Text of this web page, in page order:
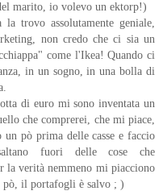
marito, io volevo un ektorp!)
trovo assolutamente geniale,
non credo che ci sia un
come l'Ikea! Quando ci
in un sogno, in una bolla di
di euro mi sono inventata un
che comprerei, che mi piace,
pò prima delle casse e faccio
fuori delle cose che
la verità nemmeno mi piacciono
pò, il portafogli è salvo ; )